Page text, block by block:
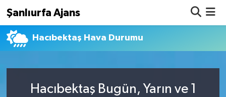
Şanlıurfa Ajans
Hacıbektaş Hava Durumu
Hacıbektaş Bugün, Yarın ve 1
Nöbetçi Eczaneler
Namaz Vakitleri